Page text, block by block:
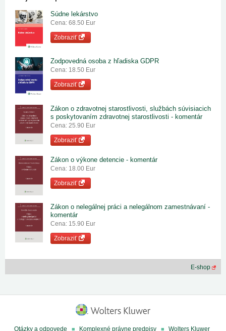
Súdne lekárstvo
Cena: 68.50 Eur
Zobraziť
Zodpovedná osoba z hľadiska GDPR
Cena: 18.50 Eur
Zobraziť
Zákon o zdravotnej starostlivosti, službách súvisiacich
s poskytovaním zdravotnej starostlivosti - komentár
Cena: 25.90 Eur
Zobraziť
Zákon o výkone detencie - komentár
Cena: 18.00 Eur
Zobraziť
Zákon o nelegálnej práci a nelegálnom zamestnávaní -
komentár
Cena: 15.90 Eur
Zobraziť
E-shop
Otázky a odpovede Komplexné právne predpisy Wolters Kluwer